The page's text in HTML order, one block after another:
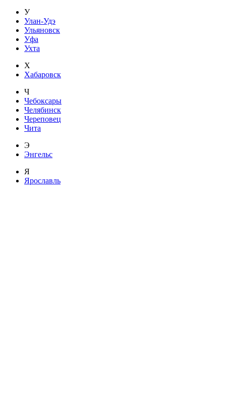
У
Улан-Удэ
Ульяновск
Уфа
Ухта
Х
Хабаровск
Ч
Чебоксары
Челябинск
Череповец
Чита
Э
Энгельс
Я
Ярославль